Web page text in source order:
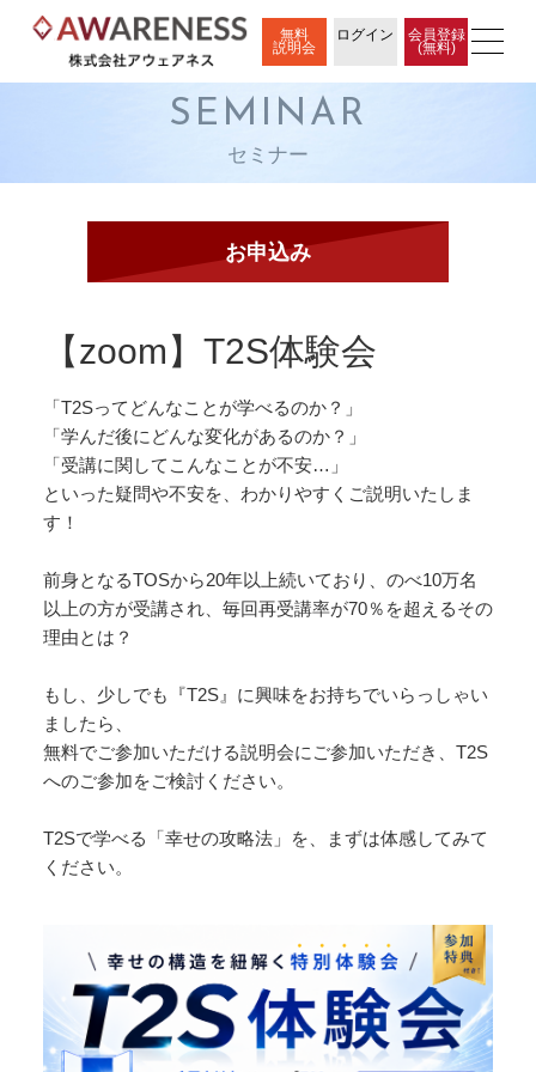
無料
説明会
ログイン
会員登録
(無料)
SEMINAR
セミナー
【zoom】T2S体験会
「T2Sってどんなことが学べるのか？」
「学んだ後にどんな変化があるのか？」
「受講に関してこんなことが不安…」
といった疑問や不安を、わかりやすくご説明いたしま
す！
前身となるTOSから20年以上続いており、のべ10万名
以上の方が受講され、毎回再受講率が70％を超えるその
理由とは？
もし、少しでも『T2S』に興味をお持ちでいらっしゃい
ましたら、
無料でご参加いただける説明会にご参加いただき、T2S
へのご参加をご検討ください。
T2Sで学べる「幸せの攻略法」を、まずは体感してみて
ください。